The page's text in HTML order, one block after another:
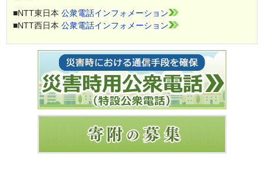
■NTT東日本公衆電話インフォメーション
■NTT西日本公衆電話インフォメーション